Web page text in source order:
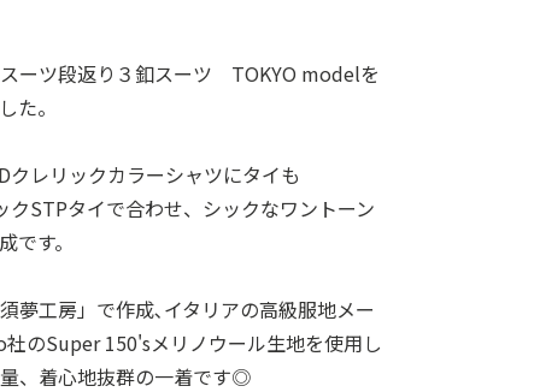
ーツ段返り３釦スーツ TOKYO modelを
た。
クレリックカラーシャツにタイも
クSTPタイで合わせ、シックなワントーン
です。
夢工房」で作成､イタリアの高級服地メー
のSuper 150'sメリノウール生地を使用し
、着心地抜群の一着です◎